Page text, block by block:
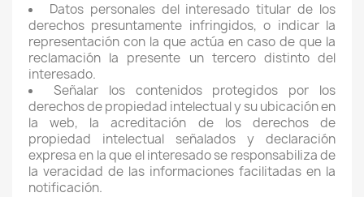
Datos personales del interesado titular de los
derechos presuntamente infringidos, o indicar la
representación con la que actúa en caso de que la
reclamación la presente un tercero distinto del
interesado.
Señalar los contenidos protegidos por los
derechos de propiedad intelectual y su ubicación en
la web, la acreditación de los derechos de
propiedad intelectual señalados y declaración
expresa en la que el interesado se responsabiliza de
la veracidad de las informaciones facilitadas en la
notificación.